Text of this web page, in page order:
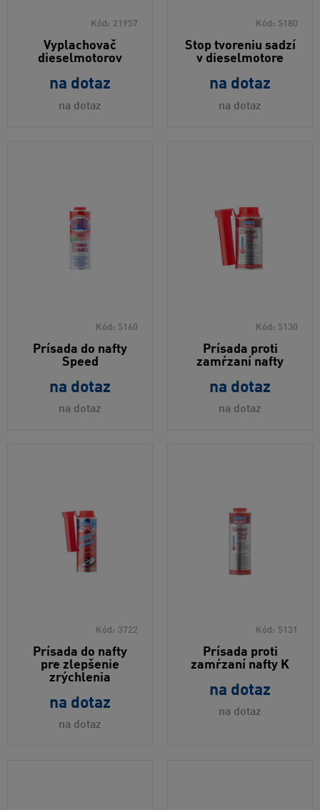
Kód: 21957
Vyplachovač
dieselmotorov
na dotaz
na dotaz
Kód: 5180
Stop tvoreniu sadzí
v dieselmotore
na dotaz
na dotaz
Kód: 5160
Prísada do nafty
Speed
na dotaz
na dotaz
Kód: 5130
Prísada proti
zamŕzaní nafty
na dotaz
na dotaz
Kód: 3722
Prísada do nafty
pre zlepšenie
zrýchlenia
na dotaz
na dotaz
Kód: 5131
Prísada proti
zamŕzaní nafty K
na dotaz
na dotaz